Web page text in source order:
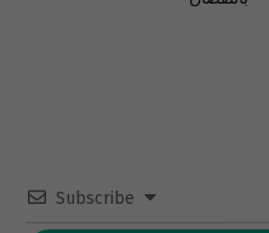
Subscribe